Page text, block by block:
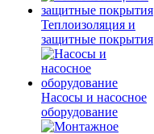
Теплоизоляция и
защитные покрытия
Насосы и насосное
оборудование